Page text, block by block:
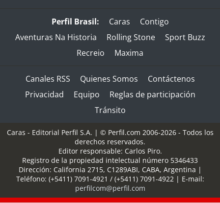
Perfil Brasil: Caras
Contigo
Aventuras Na Historia
Rolling Stone
Sport Buzz
Recreio
Maxima
Canales RSS Quienes Somos
Contáctenos
Privacidad
Equipo
Reglas de participación
Tránsito
Caras - Editorial Perfil S.A. | © Perfil.com 2006-2026 - Todos los
derechos reservados.
Editor responsable: Carlos Piro.
Registro de la propiedad intelectual número 5346433
Dirección: California 2715, C1289ABI, CABA, Argentina |
Teléfono: (+5411) 7091-4921 / (+5411) 7091-4922| E-mail:
perfilcom@perfil.com